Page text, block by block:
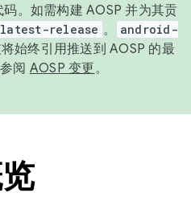
。如需构建 AOSP 并为其贡
release 。
android-
始终引用推送到 AOSP 的最
阅 AOSP 变更。